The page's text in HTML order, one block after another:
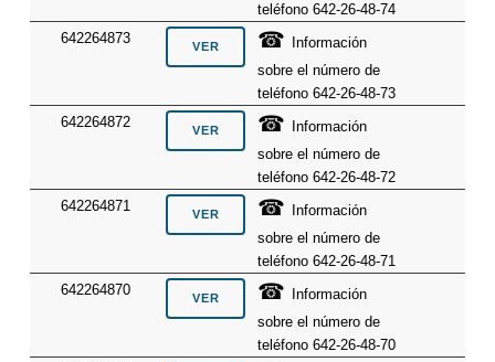
teléfono 642-26-48-74
642264873
☎
Información
sobre el número de
teléfono 642-26-48-73
642264872
☎
Información
sobre el número de
teléfono 642-26-48-72
642264871
☎
Información
sobre el número de
teléfono 642-26-48-71
642264870
☎
Información
sobre el número de
teléfono 642-26-48-70